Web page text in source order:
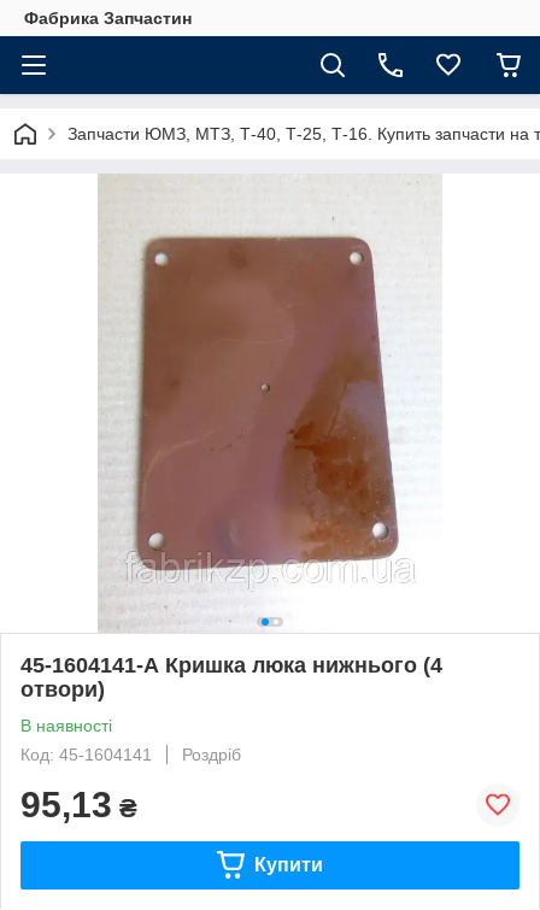
Фабрика Запчастин
Запчасти ЮМЗ, МТЗ, Т-40, Т-25, Т-16. Купить запчасти
45-1604141-А Кришка люка нижнього (4
отвори)
В наявності
Код: 45-1604141
Роздріб
95,13 ₴
Купити